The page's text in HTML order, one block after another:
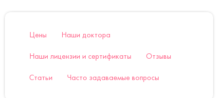
Цены Наши доктора
Наши лицензии и сертификаты Отзывы
Статьи Часто задаваемые вопросы